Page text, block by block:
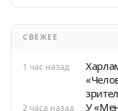
СВЕЖЕЕ
1 час назад
2 часа назад
У